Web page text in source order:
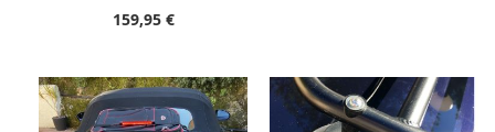
159,95 €